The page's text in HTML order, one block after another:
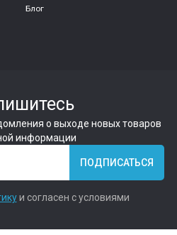
Блог
о выходе новых товаров
информации
ПОДПИСАТЬСЯ
и согласен с условиями